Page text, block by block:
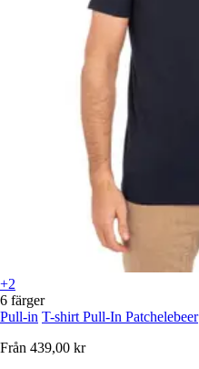
+2
6 färger
Pull-in T-shirt Pull-In Patchelebeer
Från 439,00 kr